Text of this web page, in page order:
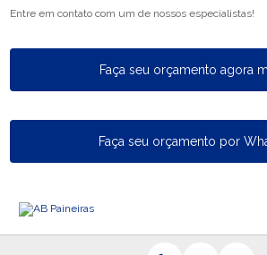
Entre em contato com um de nossos especialistas!
Faça seu orçamento agora
Faça seu orçamento por